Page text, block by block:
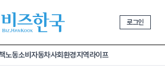
로그인
노동소비 자동차사회환경지역라이프